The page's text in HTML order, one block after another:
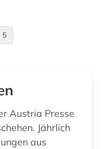
fußballeuropameisterschaft (1)
(1)
5
Austria Presse
Jährlich
aus